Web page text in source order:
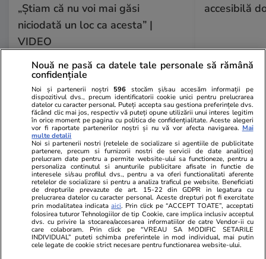
„Știam că nu voi mai găsi
niciodată un loc ca acesta” |
VIDEO
accesibilă
Horoscop 08 aug.
Horoscop 9 august 2026.
Vărsătorii este esențial să fie
atenți la felul în care se
exprimă față de oricine, în
special față de partenerul de
cuplu
Bani și Afaceri 03 aug.
Nouă ne pasă ca datele tale personale să rămână
confidențiale
Noi și partenerii noștri 596 stocăm și/sau accesăm informații pe
dispozitivul dvs., precum identificatorii cookie unici pentru prelucrarea
datelor cu caracter personal. Puteți accepta sau gestiona preferințele dvs.
făcând clic mai jos, respectiv vă puteți opune utilizării unui interes legitim
în orice moment pe pagina cu politica de confidențialitate. Aceste alegeri
vor fi raportate partenerilor noștri și nu vă vor afecta navigarea. Mai
multe detalii
Noi si partenerii nostri (retelele de socializare si agentiile de publicitate
partenere, precum si furnizorii nostri de servicii de date analitice)
prelucram date pentru a permite website-ului sa functioneze, pentru a
personaliza continutul si anunturile publicitare afisate in functie de
interesele si/sau profilul dvs., pentru a va oferi functionalitati aferente
retelelor de socializare si pentru a analiza traficul pe website. Beneficiati
de drepturile prevazute de art. 15-22 din GDPR in legatura cu
prelucrarea datelor cu caracter personal. Aceste drepturi pot fi exercitate
prin modalitatea indicataaici. Prin click pe “ACCEPT TOATE”, acceptati
folosirea tuturor Tehnologiilor de tip Cookie, care implica inclusiv acceptul
dvs. cu privire la stocarea/accesarea informatiilor de catre Vendor-ii cu
care colaboram. Prin click pe “VREAU SA MODIFIC SETARILE
INDIVIDUAL” puteti schimba preferintele in mod individual, mai putin
cele legate de cookie strict necesare pentru functionarea website-ului.